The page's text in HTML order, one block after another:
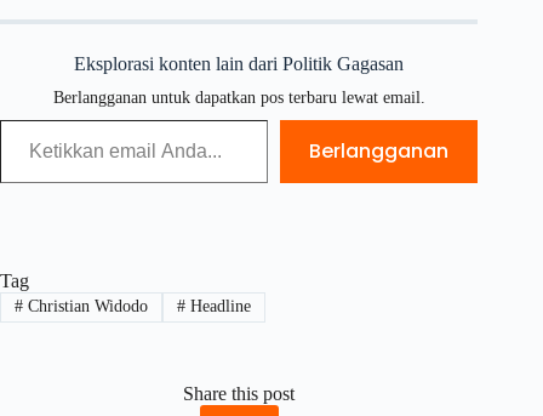
Eksplorasi konten lain dari Politik Gagasan
Berlangganan untuk dapatkan pos terbaru lewat email.
Berlangganan
Tag
#Christian Widodo #Headline
Share this post